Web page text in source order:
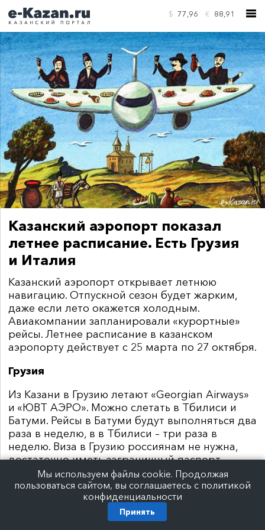
$ 77,96 € 88,91
КОНТАКТЫ
Казанский аэропорт показал
летнее расписание. Есть Грузия
и Италия
Казанский аэропорт открывает летнюю
навигацию. Отпускной сезон будет жарким,
даже если лето окажется холодным.
Авиакомпании запланировали «курортные»
рейсы. Летнее расписание в казанском
аэропорту действует с 25 марта по 27 октября.
Грузия
Из Казани в Грузию летают «Georgian Airways»
и «ЮВТ АЭРО». Можно слетать в Тбилиси и
Батуми. Рейсы в Батуми будут выполняться два
раза в неделю, в в Тбилиси – три раза в
неделю. Виза в Грузию россиянам не нужна,
достаточно иметь заграничный паспорт.
Италия
«Уральские авиалинии» планируют возить
казанцев в итальянскую Болонью. Перелеты
Мы используем файлы cookie. Продолжая
пользоваться сайтом, вы соглашаетесь с политикой
конфиденциальности
Принять